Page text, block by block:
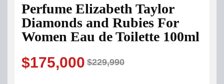
Perfume Elizabeth Taylor
Diamonds and Rubies For
Women Eau de Toilette 100ml
$229,990
Original
$175,000
Current